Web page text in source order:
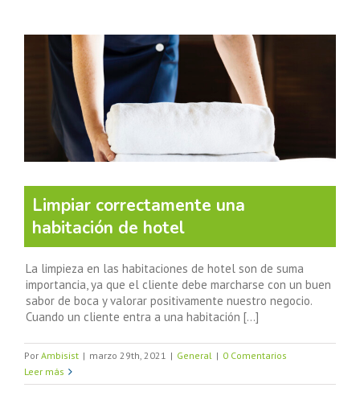
Limpiar correctamente una
habitación de hotel
La limpieza en las habitaciones de hotel son de suma
importancia, ya que el cliente debe marcharse con un buen
sabor de boca y valorar positivamente nuestro negocio.
Cuando un cliente entra a una habitación [...]
Por Ambisist | marzo 29th, 2021 | General | 0 Comentarios
Leer más